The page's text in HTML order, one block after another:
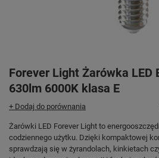
Forever Light Żarówka LED
630lm 6000K klasa E
+ Dodaj do porównania
Żarówki LED Forever Light to
codziennego użytku. Dzięki kompaktowej
sprawdzają się w żyrandolach, kinkietach